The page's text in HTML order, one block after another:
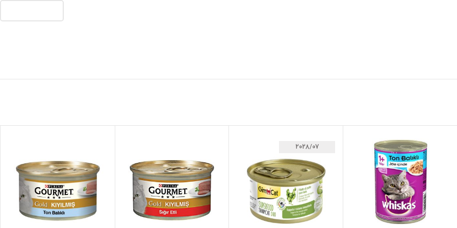
2028/07